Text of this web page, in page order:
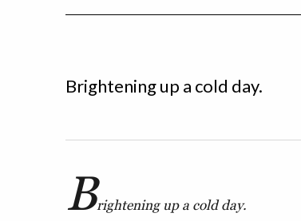
Brightening up a cold day.
Brightening up a cold day.